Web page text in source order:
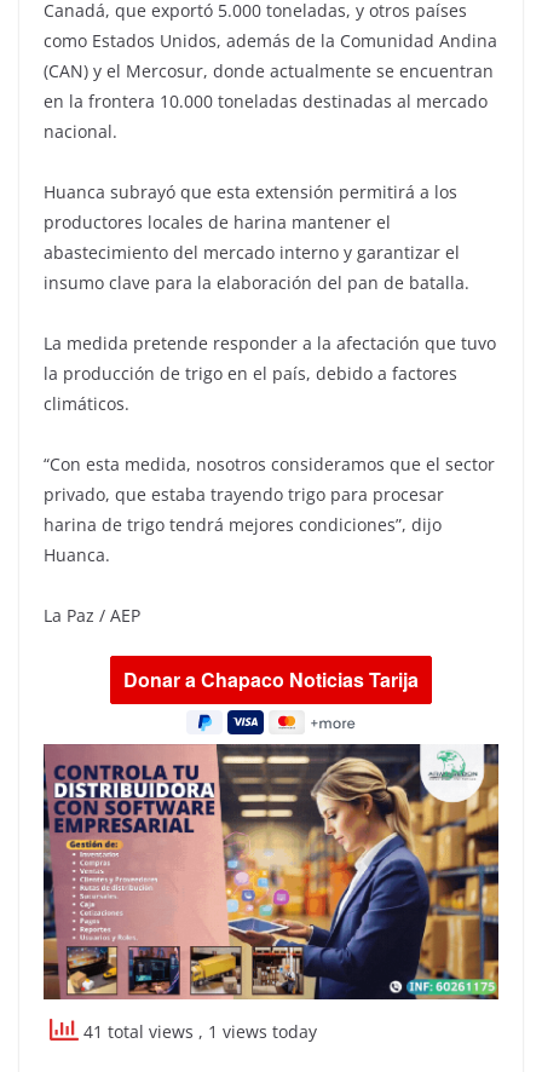
Canadá, que exportó 5.000 toneladas, y otros países
como Estados Unidos, además de la Comunidad Andina
(CAN) y el Mercosur, donde actualmente se encuentran
en la frontera 10.000 toneladas destinadas al mercado
nacional.
Huanca subrayó que esta extensión permitirá a los
productores locales de harina mantener el
abastecimiento del mercado interno y garantizar el
insumo clave para la elaboración del pan de batalla.
La medida pretende responder a la afectación que tuvo
la producción de trigo en el país, debido a factores
climáticos.
“Con esta medida, nosotros consideramos que el sector
privado, que estaba trayendo trigo para procesar
harina de trigo tendrá mejores condiciones”, dijo
Huanca.
La Paz / AEP
41 total views , 1 views today